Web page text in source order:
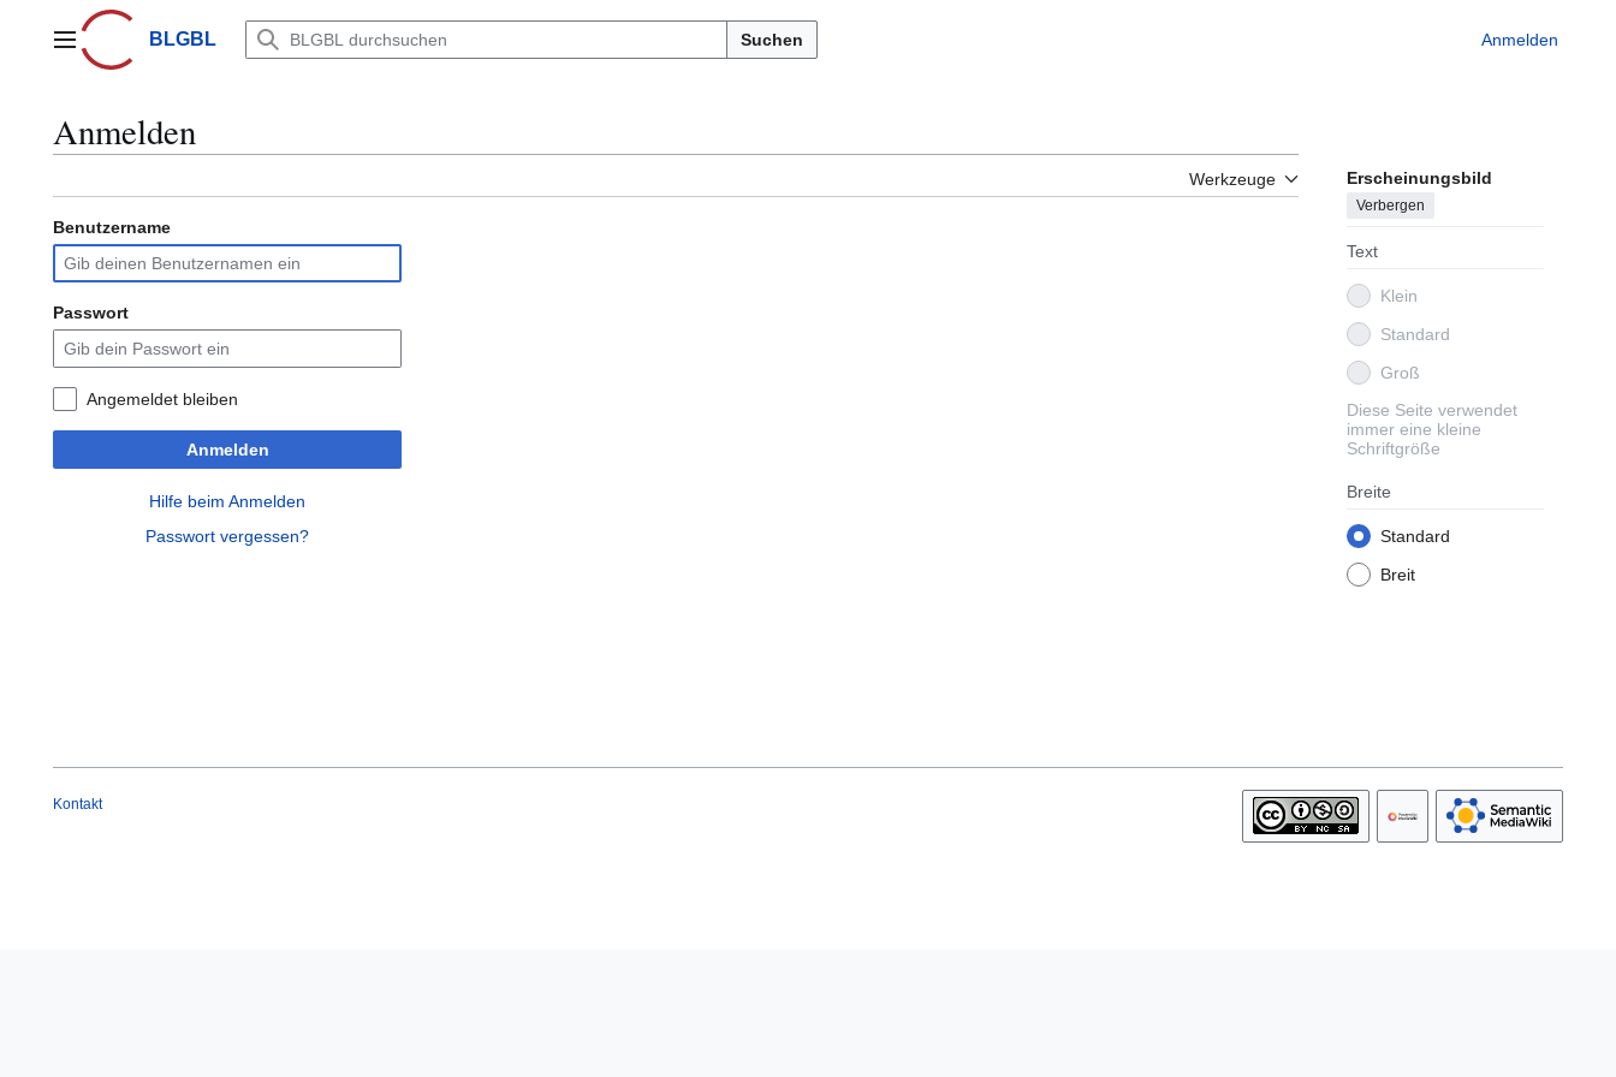
springenHauptmenüBLGBL Suchen Anmelden
Anmelden
Werkzeuge Erscheinungsbild
Verbergen
Text
Klein
Standard
Groß
Diese Seite verwendet
immer eine kleine
Schriftgröße
Breite
Standard
Breit
Benutzername
Passwort
Angemeldet bleiben
Anmelden
Hilfe beim Anmelden
Passwort vergessen?
Kontakt